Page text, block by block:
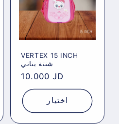
VERTEX 15 INCH
شنتة بناتي
Regular
price
10.000 JD
اختيار